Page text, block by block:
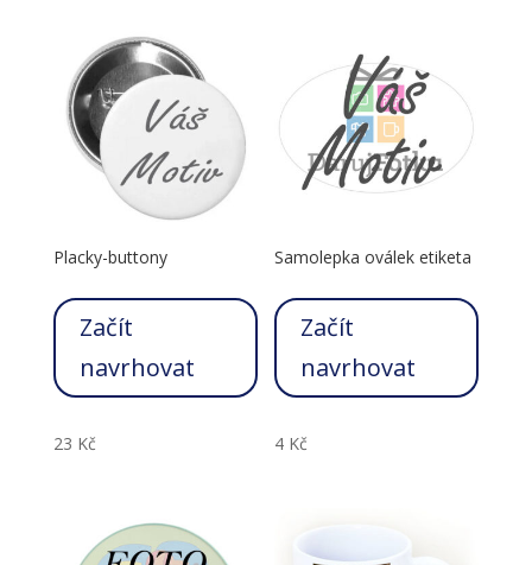
Placky-buttony
Začít
navrhovat
23 Kč
Samolepka oválek etiketa
Začít
navrhovat
4 Kč